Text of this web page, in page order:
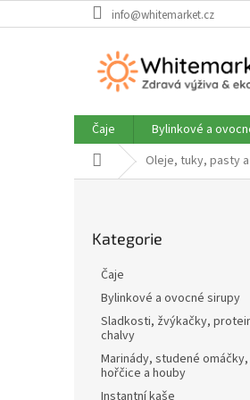
na
info@whitemarket.cz
Čaje Bylinkové a
Domů Oleje, tuky, pasty
kategorie
Kategorie
Čaje
Bylinkové a ovocné sirupy
Sladkosti, žvýkačky,
chalvy
Marinády, studené
hořčice a houby
Instantní kaše